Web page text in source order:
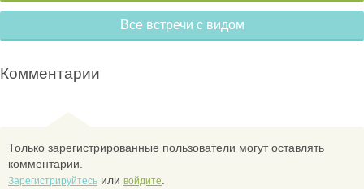
Все встречи с видом
Комментарии
Только зарегистрированные пользователи могут оставлять
комментарии.
Зарегистрируйтесь или войдите